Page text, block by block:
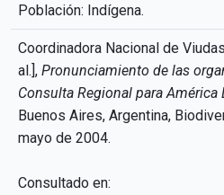
Población: Indígena.
Coordinadora Nacional de
al.], Pronunciamiento de las
Consulta Regional para América
Buenos Aires, Argentina,
mayo de 2004.
Consultado en: